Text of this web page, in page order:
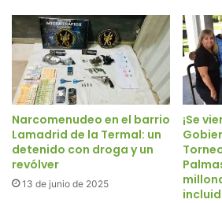
Narcomenudeo en el barrio
Lamadrid de la Termal: un
detenido con droga y un
revólver
13 de junio de 2025
¡Se